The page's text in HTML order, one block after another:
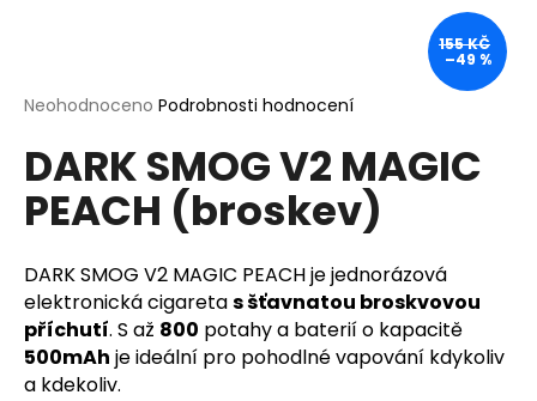
Průměrné
produktu
je
0,0
hvězdiček.
Neohodnoceno Podrobnosti hodnocení
DARK SMOG V2 MAGIC
PEACH (broskev)
DARK SMOG V2 MAGIC PEACH je jednorázová
elektronická cigaretas šťavnatou broskvovou
příchutí. S až 800 potahy a baterií o kapacitě
500mAh je ideální pro pohodlné vapování kdykoliv
a kdekoliv.
155 KČ
–49 %
í
t
?
HLEDAT
D